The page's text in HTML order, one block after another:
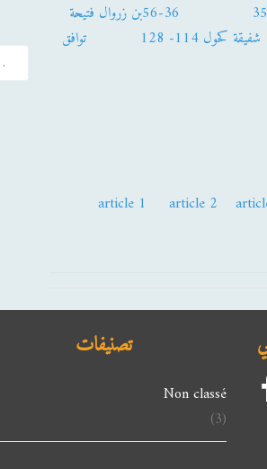
36-56بن زروال فتيحة
شفيقة كحول 114- 128
توافق
article 1
article 2
تصنيفات
Non classé
(3)